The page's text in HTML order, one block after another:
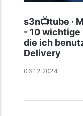
s3n📺tube ·
- 10 wichtige
die ich
Delivery
06.12.2024